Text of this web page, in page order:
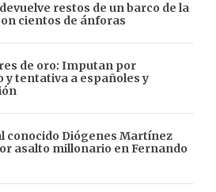
restos de un barco de la
cientos de ánforas
de oro: Imputan por
y tentativa a españoles y
conocido Diógenes Martínez
asalto millonario en Fernando